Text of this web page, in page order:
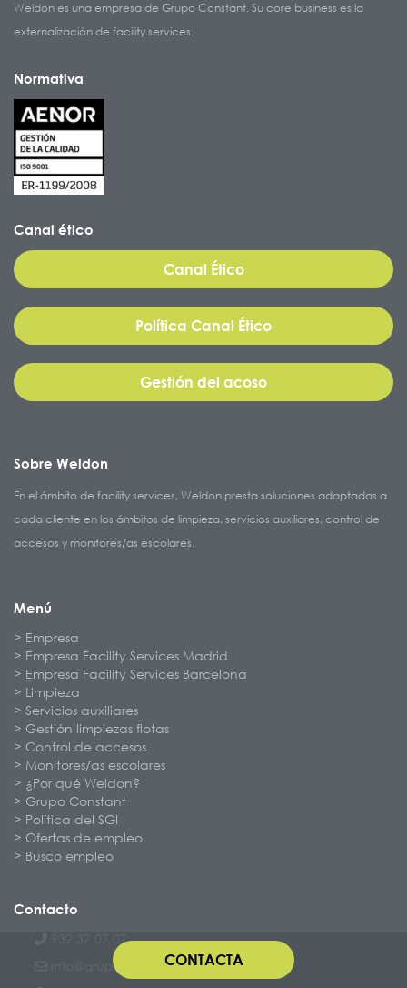
Weldon es una empresa de Grupo Constant. Su core business es la
externalización de facility services.
Normativa
Canal ético
Canal Ético
Política Canal Ético
Gestión del acoso
Sobre Weldon
En el ámbito de facility services, Weldon presta soluciones adaptadas a
cada cliente en los ámbitos de limpieza, servicios auxiliares, control de
accesos y monitores/as escolares.
Menú
Empresa
Empresa Facility Services Madrid
Empresa Facility Services Barcelona
Limpieza
Servicios auxiliares
Gestión limpiezas flotas
Control de accesos
Monitores/as escolares
¿Por qué Weldon?
Grupo Constant
Política del SGI
Ofertas de empleo
Busco empleo
Contacto
932 37 07 07
info@grupoconstant.com
CONTACTA